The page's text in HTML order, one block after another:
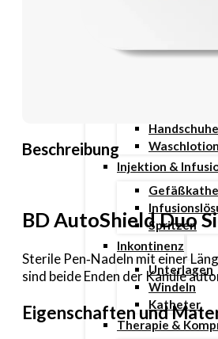
Hygiene & Pflege
Handschuhe
Waschlotion
Injektion &
Spritzen
Inkontinenz
Unterlagen
Windeln
Katheter
Therapie &
Beschreibung
BD AutoShield Duo
Sterile Pen‑Nadeln mit einer
sind beide Enden der Kanüle
Eigenschaften und